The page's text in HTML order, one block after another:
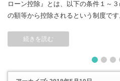
ローン控除』とは、以下の条件１～
の額等から控除されるという制度で
続きを読む
1 2